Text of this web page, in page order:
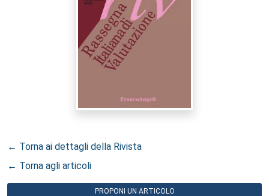
← Torna ai dettagli della Rivista
← Torna agli articoli
PROPONI UN ARTICOLO